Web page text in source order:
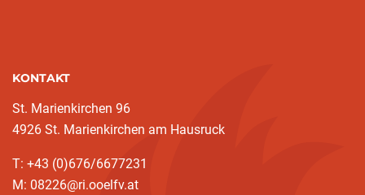
KONTAKT
St. Marienkirchen 96
4926 St. Marienkirchen am Hausruck
T: +43 (0)676/6677231
M: 08226@ri.ooelfv.at